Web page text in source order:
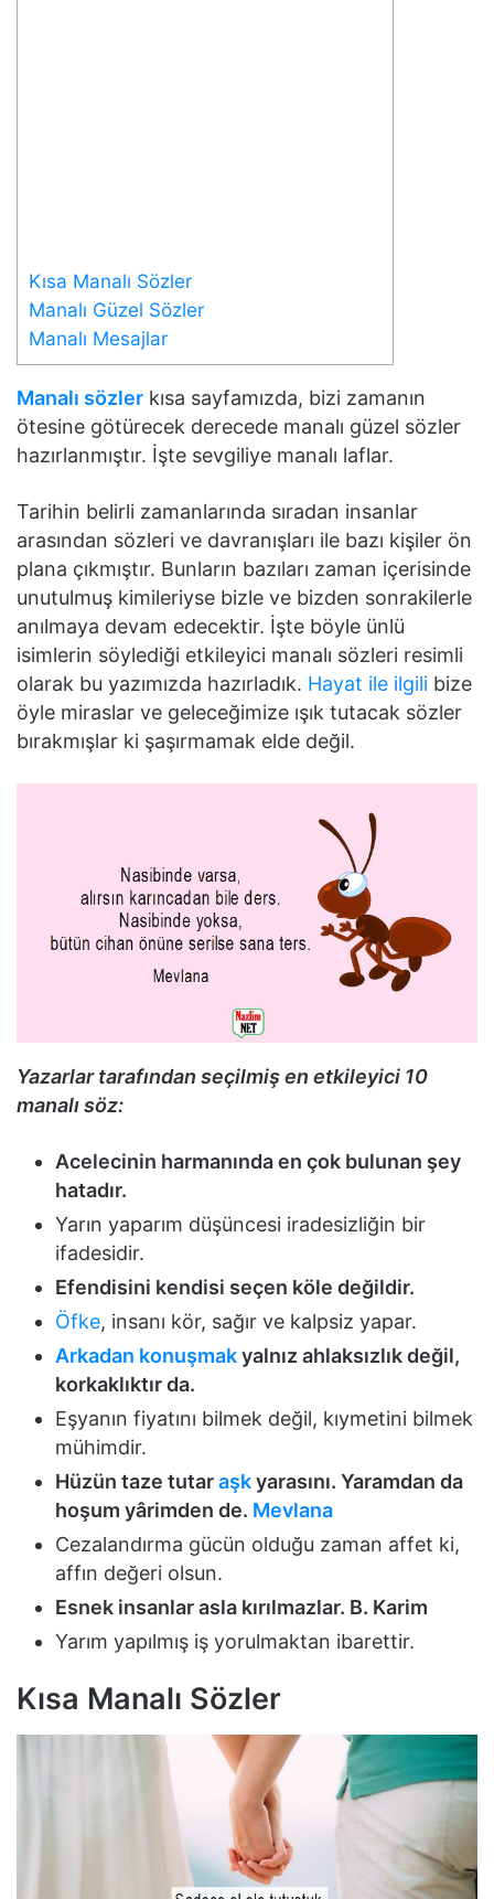
Kısa Manalı Sözler
Manalı Güzel Sözler
Manalı Mesajlar
Manalı sözler kısa sayfamızda, bizi zamanın
ötesine götürecek derecede manalı güzel sözler
hazırlanmıştır. İşte sevgiliye manalı laflar.
Tarihin belirli zamanlarında sıradan insanlar
arasından sözleri ve davranışları ile bazı kişiler ön
plana çıkmıştır. Bunların bazıları zaman içerisinde
unutulmuş kimileriyse bizle ve bizden sonrakilerle
anılmaya devam edecektir. İşte böyle ünlü
isimlerin söylediği etkileyici manalı sözleri resimli
olarak bu yazımızda hazırladık. Hayat ile ilgili bize
öyle miraslar ve geleceğimize ışık tutacak sözler
bırakmışlar ki şaşırmamak elde değil.
Yazarlar tarafından seçilmiş en etkileyici 10
manalı söz:
Acelecinin harmanında en çok bulunan şey
hatadır.
Yarın yaparım düşüncesi iradesizliğin bir
ifadesidir.
Efendisini kendisi seçen köle değildir.
Öfke, insanı kör, sağır ve kalpsiz yapar.
Arkadan konuşmakyalnız ahlaksızlık değil,
korkaklıktır da.
Eşyanın fiyatını bilmek değil, kıymetini bilmek
mühimdir.
Hüzün taze tutaraşkyarasını. Yaramdan da
hoşum yârimden de. Mevlana
Cezalandırma gücün olduğu zaman affet ki,
affın değeri olsun.
Esnek insanlar asla kırılmazlar. B. Karim
Yarım yapılmış iş yorulmaktan ibarettir.
Kısa Manalı Sözler